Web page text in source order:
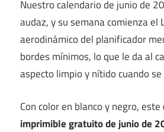
Nuestro calendario de junio de
audaz, y su semana comienza el
aerodinámico del planificador
bordes mínimos, lo que le da al
aspecto limpio y nítido cuando
Con color en blanco y negro, este
imprimible gratuito de junio de